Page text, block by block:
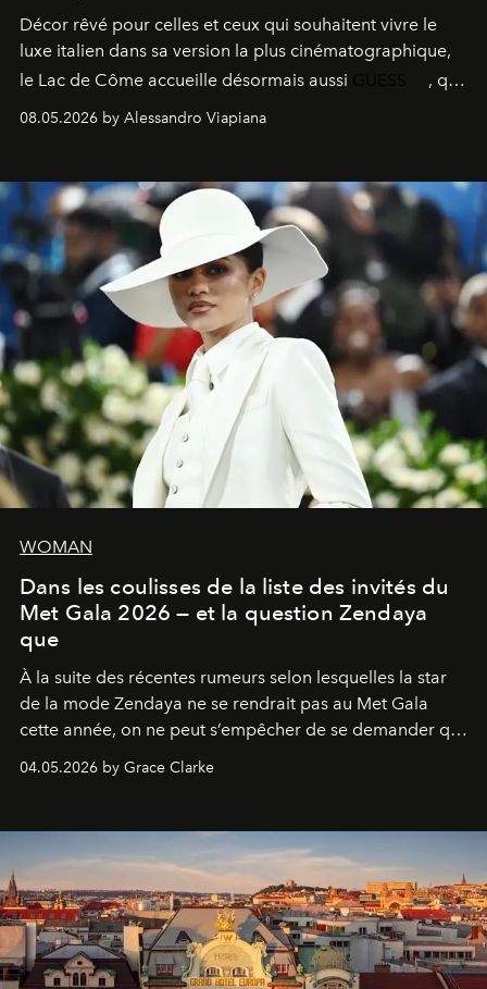
Décor rêvé pour celles et ceux qui souhaitent vivre le
luxe italien dans sa version la plus cinématographique,
le Lac de Côme accueille désormais aussi
, qui
signe un takeover entre boutiques, hôtels, bateaux et
fragrances. L’une des opérations de style les plus
08.05.2026 by Alessandro Viapiana
WOMAN
Dans les coulisses de la liste des invités du
Met Gala 2026 — et la question Zendaya
que
À la suite des récentes rumeurs selon lesquelles la star
de la mode Zendaya ne se rendrait pas au Met Gala
cette année, on ne peut s’empêcher de se demander qui
sera présent.
04.05.2026 by Grace Clarke